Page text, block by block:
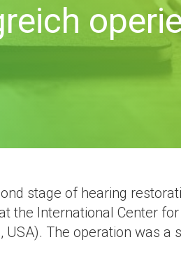
stage of hearing
the International Center for
USA). The operation was a